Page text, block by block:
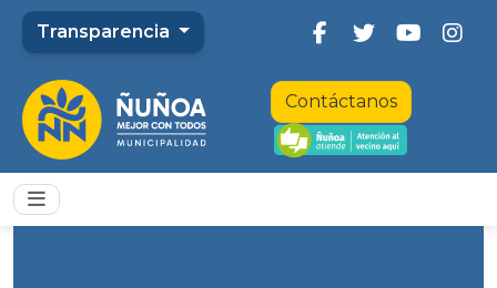
Transparencia
Contáctanos